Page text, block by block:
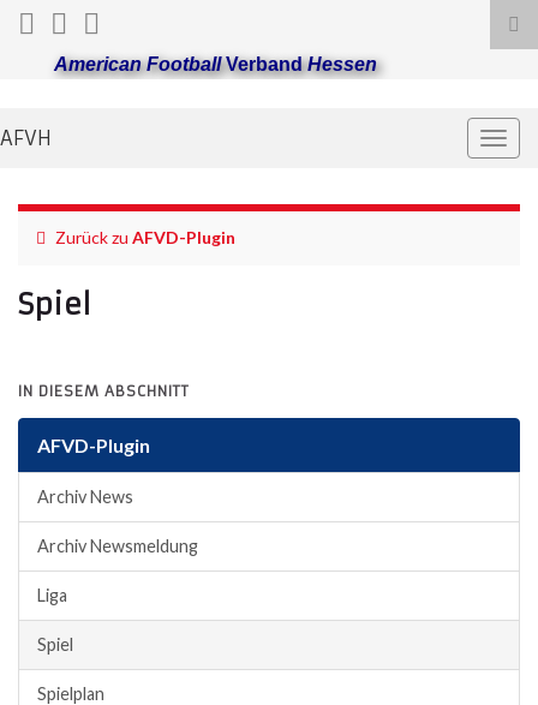
American FootballVerbandHessen
AFVH
Zurück zu AFVD-Plugin
Spiel
IN DIESEM ABSCHNITT
AFVD-Plugin
Archiv News
Archiv Newsmeldung
Liga
Spiel
Spielplan